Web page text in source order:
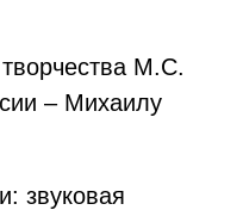
М.С.
– Михаилу
звуковая